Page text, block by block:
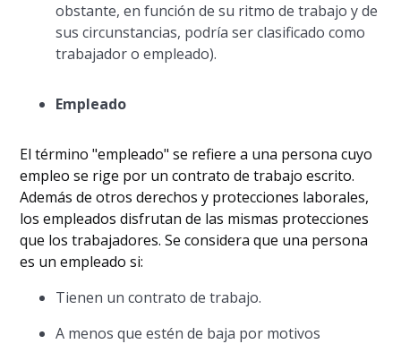
obstante, en función de su ritmo de trabajo y de
sus circunstancias, podría ser clasificado como
trabajador o empleado).
Empleado
El término "empleado" se refiere a una persona cuyo
empleo se rige por un contrato de trabajo escrito.
Además de otros derechos y protecciones laborales,
los empleados disfrutan de las mismas protecciones
que los trabajadores. Se considera que una persona
es un empleado si:
Tienen un contrato de trabajo.
A menos que estén de baja por motivos